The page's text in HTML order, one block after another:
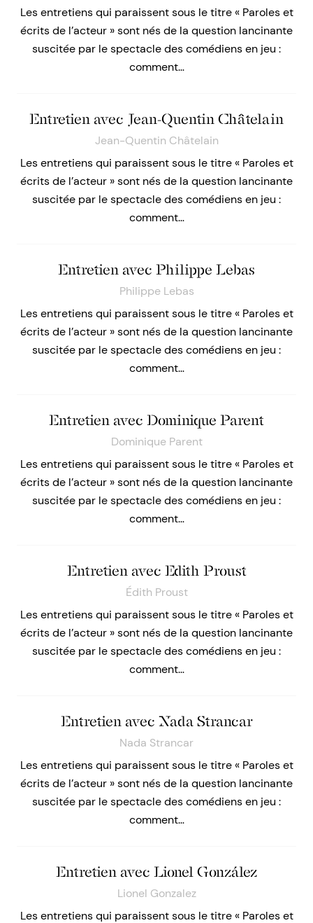
Les entretiens qui paraissent sous le titre « Paroles et
écrits de l’acteur » sont nés de la question lancinante
suscitée par le spectacle des comédiens en jeu :
comment…
Entretien avec Jean-Quentin Châtelain
Jean-Quentin Châtelain
Les entretiens qui paraissent sous le titre « Paroles et
écrits de l’acteur » sont nés de la question lancinante
suscitée par le spectacle des comédiens en jeu :
comment…
Entretien avec Philippe Lebas
Philippe Lebas
Les entretiens qui paraissent sous le titre « Paroles et
écrits de l’acteur » sont nés de la question lancinante
suscitée par le spectacle des comédiens en jeu :
comment…
Entretien avec Dominique Parent
Dominique Parent
Les entretiens qui paraissent sous le titre « Paroles et
écrits de l’acteur » sont nés de la question lancinante
suscitée par le spectacle des comédiens en jeu :
comment…
Entretien avec Edith Proust
Édith Proust
Les entretiens qui paraissent sous le titre « Paroles et
écrits de l’acteur » sont nés de la question lancinante
suscitée par le spectacle des comédiens en jeu :
comment…
Entretien avec Nada Strancar
Nada Strancar
Les entretiens qui paraissent sous le titre « Paroles et
écrits de l’acteur » sont nés de la question lancinante
suscitée par le spectacle des comédiens en jeu :
comment…
Entretien avec Lionel González
Lionel Gonzalez
Les entretiens qui paraissent sous le titre « Paroles et